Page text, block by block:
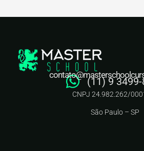
(11) 9
CNPJ 24.982.262/
São Paulo – SP